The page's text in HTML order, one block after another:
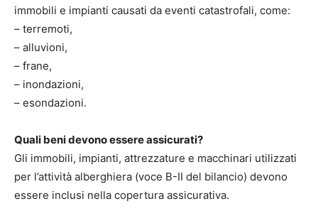
immobili e impianti causati da eventi catastrofali, come:
– terremoti,
– alluvioni,
– frane,
– inondazioni,
– esondazioni.
Quali beni devono essere assicurati?
Gli immobili, impianti, attrezzature e macchinari utilizzati
per l’attività alberghiera (voce B-II del bilancio) devono
essere inclusi nella copertura assicurativa.